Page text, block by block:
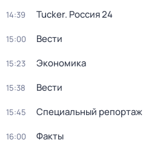
14:39 Tucker. Россия 24
15:00 Вести
15:23 Экономика
15:38 Вести
15:45 Специальный репортаж
16:00 Факты